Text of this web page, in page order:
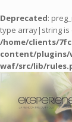
Deprecated:
type array|string is
/home/clients/
content/plugins/
waf/src/lib/